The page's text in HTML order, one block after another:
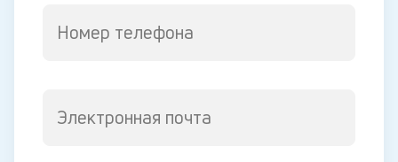
Номер телефона
Электронная почта